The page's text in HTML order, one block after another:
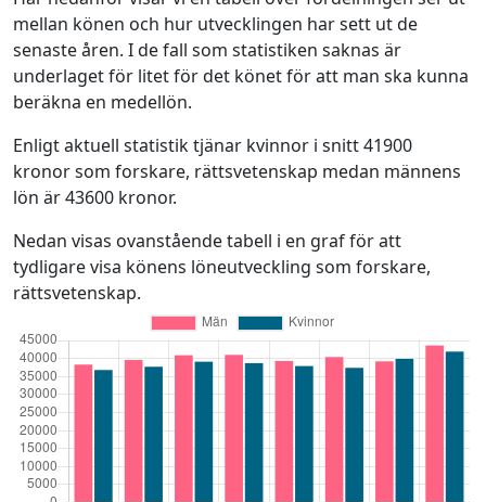
mellan könen och hur utvecklingen har sett ut de
senaste åren. I de fall som statistiken saknas är
underlaget för litet för det könet för att man ska kunna
beräkna en medellön.
Enligt aktuell statistik tjänar kvinnor i snitt 41900
kronor som forskare, rättsvetenskap medan männens
lön är 43600 kronor.
Nedan visas ovanstående tabell i en graf för att
tydligare visa könens löneutveckling som forskare,
rättsvetenskap.